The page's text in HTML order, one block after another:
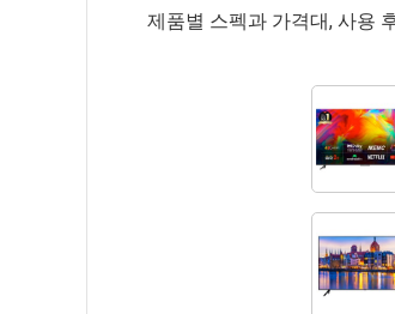
제품별 스펙과 가격대, 사용